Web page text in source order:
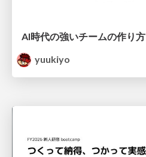
AI時代の強いチームの作り方
yuukiyo